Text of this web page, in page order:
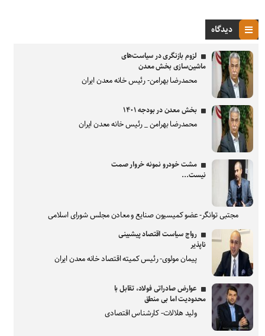
دیدگاه
لزوم بازنگری در سیاست‌های
ماشین‌سازی بخش معدن
محمدرضا بهرامن- رئیس خانه معدن ایران
بخش معدن در بودجه ۱۴۰۱
محمدرضا بهرامن _ رئیس خانه معدن ایران
مشت خودرو نمونه خروار صمت
نیست...
مجتبی توانگر- عضو کمیسیون صنایع و معادن مجلس شورای اسلامی
رواج سیاست اقتصاد پیشبینی
ناپذیر
پیمان مولوی- رئیس کمیته اقتصاد خانه معدن ایران
عوارض صادراتی فولاد، تقابل با
محدودیت اما بی منطق
ولید هلالات- کارشناس اقتصادی